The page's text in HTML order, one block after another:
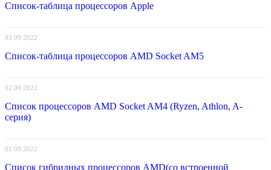
Список-таблица процессоров Apple
03.09.2022
Список-таблица процессоров AMD Socket AM5
02.09.2022
Список процессоров AMD Socket AM4 (Ryzen, Athlon, A-
серия)
01.09.2022
Список гибридных процессоров AMD(со встроенной